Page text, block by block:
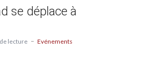
se déplace à
lecture Evénements